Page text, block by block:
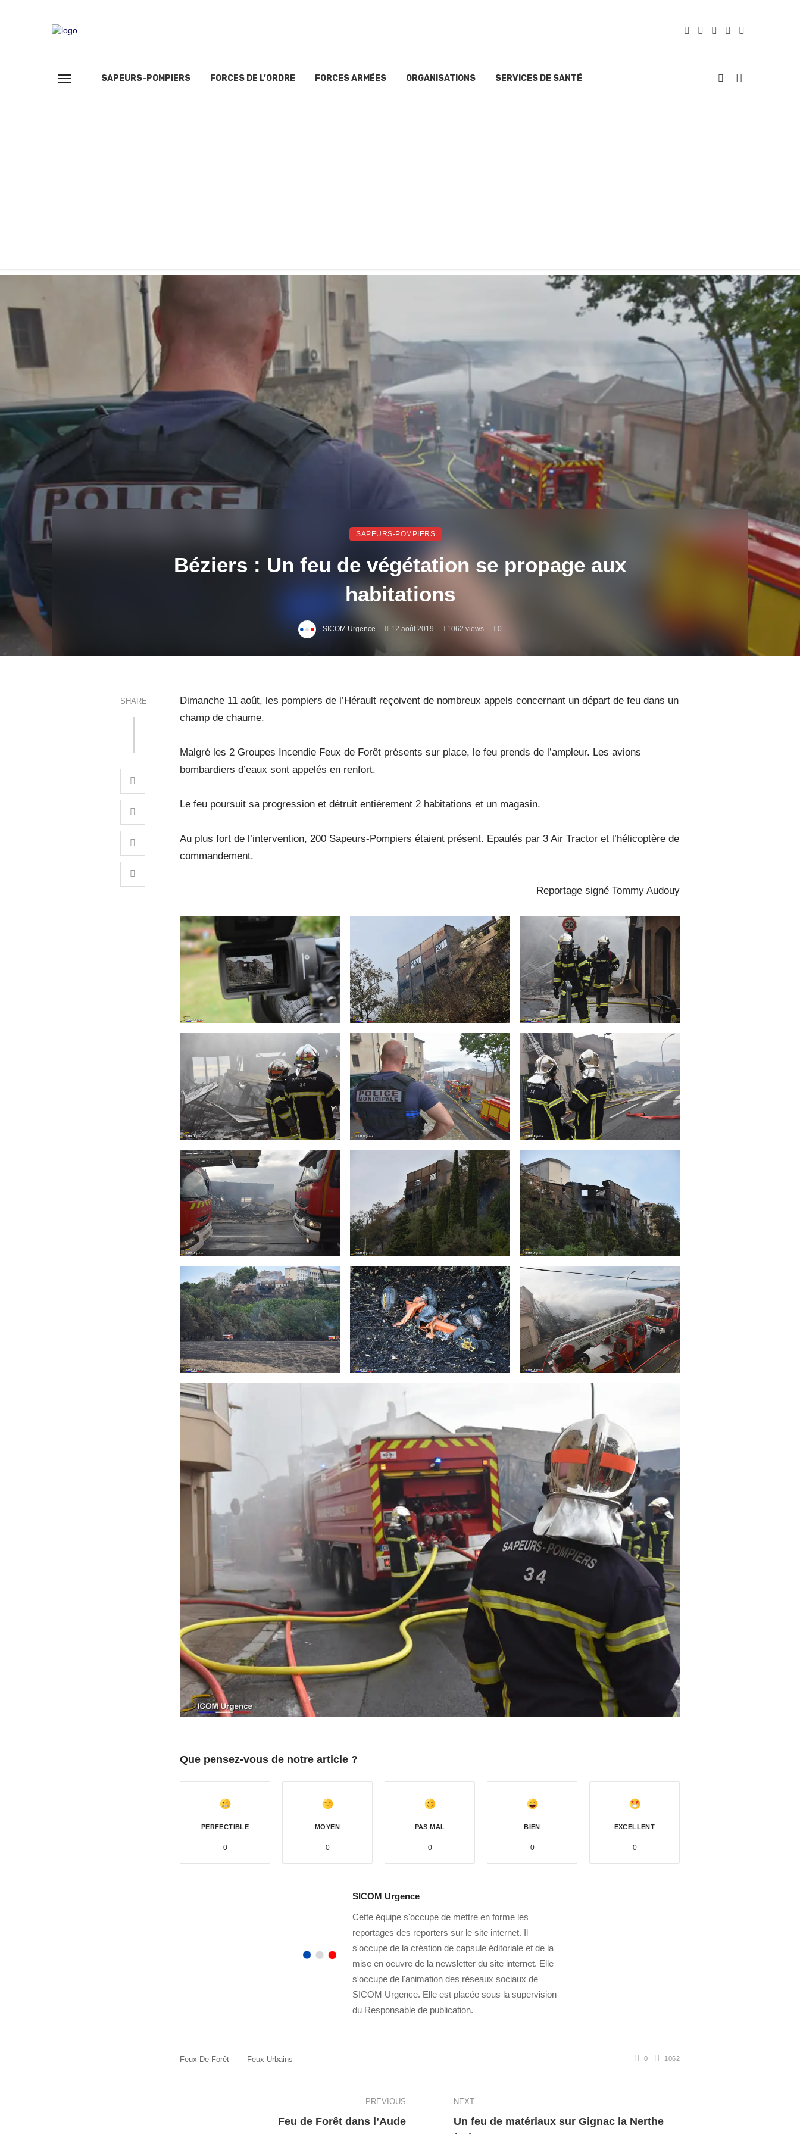
SAPEURS-POMPIERS FORCES DE L’ORDRE FORCES ARMÉES ORGANISATIONS SERVICES DE SANTÉ
SAPEURS-POMPIERS
Béziers : Un feu de végétation se propage aux
habitations
SICOM Urgence 12 août 2019 1062 views 0
SHARE
Dimanche 11 août, les pompiers de l’Hérault reçoivent de nombreux appels concernant un départ de feu dans un
champ de chaume.
Malgré les 2 Groupes Incendie Feux de Forêt présents sur place, le feu prends de l’ampleur. Les avions
bombardiers d’eaux sont appelés en renfort.
Le feu poursuit sa progression et détruit entièrement 2 habitations et un magasin.
Au plus fort de l’intervention, 200 Sapeurs-Pompiers étaient présent. Epaulés par 3 Air Tractor et l’hélicoptère de
commandement.
Reportage signé Tommy Audouy
Que pensez-vous de notre article ?
PERFECTIBLE
0
MOYEN
0
PAS MAL
0
BIEN
0
EXCELLENT
0
SICOM Urgence
Cette équipe s'occupe de mettre en forme les
reportages des reporters sur le site internet. Il
s'occupe de la création de capsule éditoriale et de la
mise en oeuvre de la newsletter du site internet. Elle
s'occupe de l'animation des réseaux sociaux de
SICOM Urgence. Elle est placée sous la supervision
du Responsable de publication.
Feux De Forêt Feux Urbains 0 1062
PREVIOUS
Feu de Forêt dans l’Aude
NEXT
Un feu de matériaux sur Gignac la Nerthe